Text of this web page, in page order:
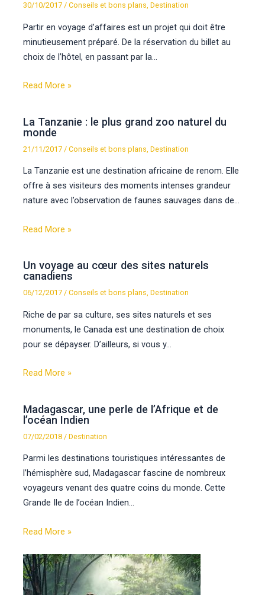
30/10/2017/Conseils et bons plans,Destination
Partir en voyage d’affaires est un projet qui doit être
minutieusement préparé. De la réservation du billet au
choix de l’hôtel, en passant par la…
Read More »
La Tanzanie : le plus grand zoo naturel du
monde
21/11/2017 /Conseils et bons plans ,Destination
La Tanzanie est une destination africaine de renom. Elle
offre à ses visiteurs des moments intenses grandeur
nature avec l’observation de faunes sauvages dans de…
Read More »
Un voyage au cœur des sites naturels
canadiens
06/12/2017/Conseils et bons plans,Destination
Riche de par sa culture, ses sites naturels et ses
monuments, le Canada est une destination de choix
pour se dépayser. D’ailleurs, si vous y…
Read More »
Madagascar, une perle de l’Afrique et de
l’océan Indien
07/02/2018 /Destination
Parmi les destinations touristiques intéressantes de
l’hémisphère sud, Madagascar fascine de nombreux
voyageurs venant des quatre coins du monde. Cette
Grande Ile de l’océan Indien…
Read More »